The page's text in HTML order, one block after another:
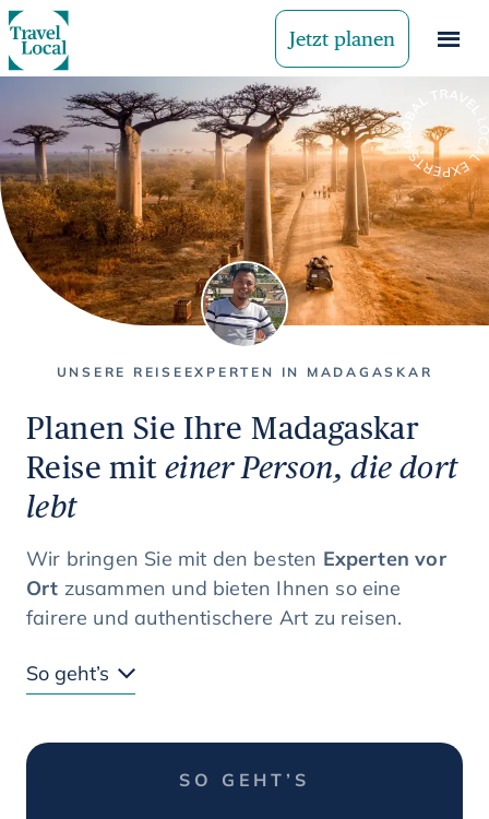
Jetzt planen
Planen Sie Ihre Madagaskar
Reise mit einer Person, die dort
lebt
Wir bringen Sie mit den besten Experten vor
Ort zusammen und bieten Ihnen so eine
fairere und authentischere Art zu reisen.
So geht’s
UNSERE REISEEXPERTEN IN MADAGASKAR
SO GEHT’S